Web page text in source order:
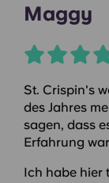
Maggy
St. Crispin's
des Jahres
sagen, dass
Erfahrung
Ich habe hier